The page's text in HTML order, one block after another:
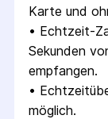
Karte und
• Echtzeit-
Sekunden
empfangen.
•
möglich.